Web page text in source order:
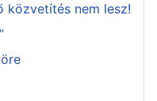
közvetítés nem lesz!